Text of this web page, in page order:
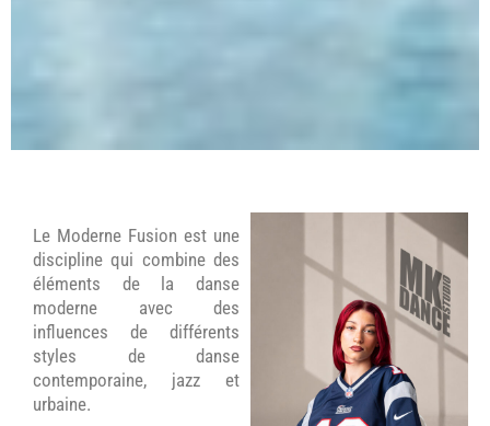
Le Moderne Fusion est une
discipline qui combine des
éléments de la danse
moderne avec des
influences de différents
styles de danse
contemporaine, jazz et
urbaine.